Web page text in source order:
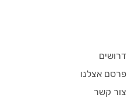
דרושים
פרסם אצלנו
צור קשר